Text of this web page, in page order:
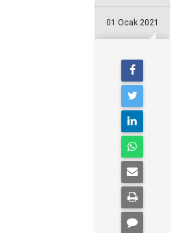
01 Ocak 2021